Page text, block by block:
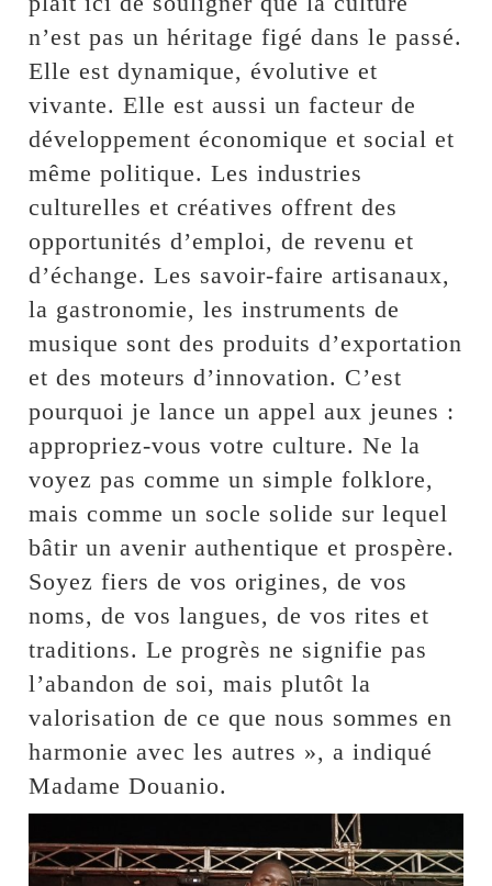
n’est pas un héritage figé dans le passé.
Elle est dynamique, évolutive et
vivante. Elle est aussi un facteur de
développement économique et social et
même politique. Les industries
culturelles et créatives offrent des
opportunités d’emploi, de revenu et
d’échange. Les savoir-faire artisanaux,
la gastronomie, les instruments de
musique sont des produits d’exportation
et des moteurs d’innovation. C’est
pourquoi je lance un appel aux jeunes :
appropriez-vous votre culture. Ne la
voyez pas comme un simple folklore,
mais comme un socle solide sur lequel
bâtir un avenir authentique et prospère.
Soyez fiers de vos origines, de vos
noms, de vos langues, de vos rites et
traditions. Le progrès ne signifie pas
l’abandon de soi, mais plutôt la
valorisation de ce que nous sommes en
harmonie avec les autres », a indiqué
Madame Douanio.